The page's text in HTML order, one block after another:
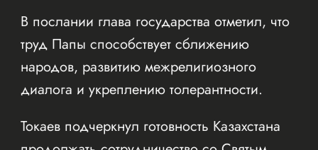
В послании глава государства отметил, что
труд Папы способствует сближению
народов, развитию межрелигиозного
диалога и укреплению толерантности.
Токаев подчеркнул готовность Казахстана